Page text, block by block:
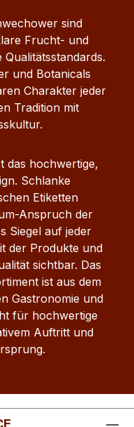
sind
Frucht- und
und Botanicals
Charakter jeder
Tradition mit
das hochwertige,
Schlanke
Etiketten
Anspruch der
Siegel auf jeder
der Produkte und
sichtbar. Das
ist aus dem
Gastronomie und
für hochwertige
Auftritt und